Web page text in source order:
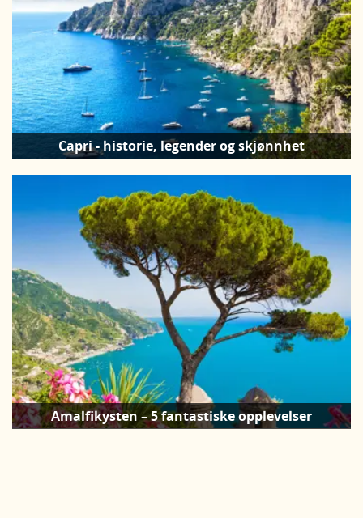
Capri - historie, legender og skjønnhet
Amalfikysten – 5 fantastiske opplevelser